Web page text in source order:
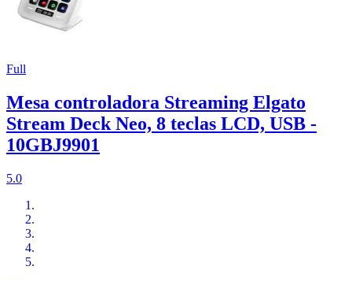
Full
Mesa controladora Streaming Elgato
Stream Deck Neo, 8 teclas LCD, USB -
10GBJ9901
5.0